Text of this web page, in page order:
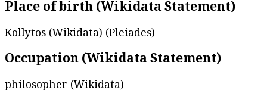
Place of birth (Wikidata Statement)
Kollytos (Wikidata) (Pleiades)
Occupation (Wikidata Statement)
philosopher (Wikidata)